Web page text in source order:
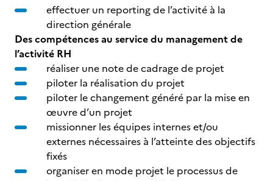
effectuer un reporting de l’activité à la
direction générale
Des compétences au service du management de
l’activité RH
réaliser une note de cadrage de projet
piloter la réalisation du projet
piloter le changement généré par la mise en
œuvre d’un projet
missionner les équipes internes et/ou
externes nécessaires à l’atteinte des objectifs
fixés
organiser en mode projet le processus de